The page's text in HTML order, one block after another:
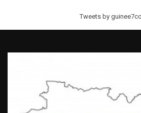
Tweets by